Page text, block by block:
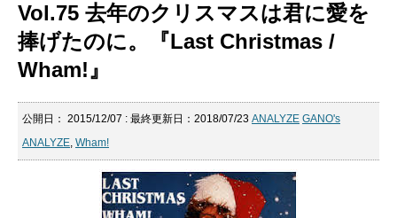
Vol.75 去年のクリスマスは君に愛を
捧げたのに。『Last Christmas /
Wham!』
公開日： 2015/12/07 : 最終更新日：2018/07/23 ANALYZE GANO's
ANALYZE, Wham!